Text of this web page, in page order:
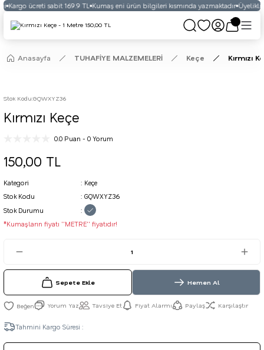
Kargo ücreti sabit 169.9 TL Kumaş eni ürün bilgileri kısmında yazmaktadır Üyelikli
Anasayfa TUHAFİYE MALZEMELERİ Keçe Kırmızı
Stok Kodu:GQWXYZ36
Kırmızı Keçe
0.0 Puan - 0 Yorum
150,00 TL
Kategori
Keçe
Stok Kodu
GQWXYZ36
Stok Durumu
*Kumaşların fiyatı ''METRE'' fiyatıdır!
Sepete Ekle Hemen Al
Yorum Yaz Tavsiye Et Fiyat Alarmı Paylaş Karşılaştır
Tahmini Kargo Süresi :